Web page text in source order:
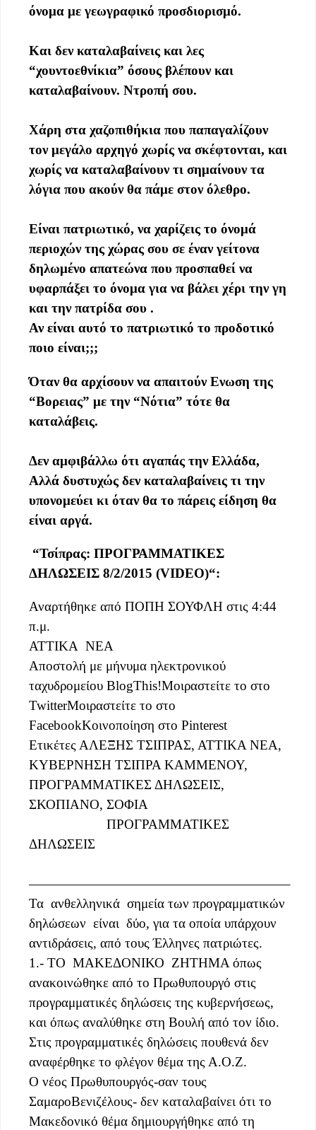
όνομα με γεωγραφικό προσδιορισμό.
Και δεν καταλαβαίνεις και λες
“χουντοεθνίκια” όσους βλέπουν και
καταλαβαίνουν. Ντροπή σου.
Χάρη στα χαζοπιθήκια που παπαγαλίζουν
τον μεγάλο αρχηγό χωρίς να σκέφτονται, και
χωρίς να καταλαβαίνουν τι σημαίνουν τα
λόγια που ακούν θα πάμε στον όλεθρο.
Είναι πατριωτικό, να χαρίζεις το όνομά
περιοχών της χώρας σου σε έναν γείτονα
δηλωμένο απατεώνα που προσπαθεί να
υφαρπάξει το όνομα για να βάλει χέρι την γη
και την πατρίδα σου .
Αν είναι αυτό το πατριωτικό το προδοτικό
ποιο είναι;;;
Όταν θα αρχίσουν να απαιτούν Ενωση της
“Βορειας” με την “Νότια” τότε θα
καταλάβεις.
Δεν αμφιβάλλω ότι αγαπάς την Ελλάδα,
Αλλά δυστυχώς δεν καταλαβαίνεις τι την
υπονομεύει κι όταν θα το πάρεις είδηση θα
είναι αργά.
“Τσίπρας: ΠΡΟΓΡΑΜΜΑΤΙΚΕΣ
ΔΗΛΩΣΕΙΣ 8/2/2015 (VIDEO)“:
Αναρτήθηκε από ΠΟΠΗ ΣΟΥΦΛΗ στις 4:44
π.μ.
ΑΤΤΙΚΑ ΝΕΑ
Αποστολή με μήνυμα ηλεκτρονικού
ταχυδρομείου BlogThis!Μοιραστείτε το στο
TwitterΜοιραστείτε το στο
FacebookΚοινοποίηση στο Pinterest
Ετικέτες ΑΛΕΞΗΣ ΤΣΙΠΡΑΣ, ΑΤΤΙΚΑ ΝΕΑ,
ΚΥΒΕΡΝΗΣΗ ΤΣΙΠΡΑ ΚΑΜΜΕΝΟΥ,
ΠΡΟΓΡΑΜΜΑΤΙΚΕΣ ΔΗΛΩΣΕΙΣ,
ΣΚΟΠΙΑΝΟ, ΣΟΦΙΑ
ΠΡΟΓΡΑΜΜΑΤΙΚΕΣ
ΔΗΛΩΣΕΙΣ
———————————————————–
Τα ανθελληνικά σημεία των προγραμματικών
δηλώσεων είναι δύο, για τα οποία υπάρχουν
αντιδράσεις, από τους Έλληνες πατριώτες.
1.- ΤΟ ΜΑΚΕΔΟΝΙΚΟ ΖΗΤΗΜΑ όπως
ανακοινώθηκε από το Πρωθυπουργό στις
προγραμματικές δηλώσεις της κυβερνήσεως,
και όπως αναλύθηκε στη Βουλή από τον ίδιο.
Στις προγραμματικές δηλώσεις πουθενά δεν
αναφέρθηκε το φλέγον θέμα της Α.Ο.Ζ.
Ο νέος Πρωθυπουργός-σαν τους
ΣαμαροΒενιζέλους- δεν καταλαβαίνει ότι το
Μακεδονικό θέμα δημιουργήθηκε από τη